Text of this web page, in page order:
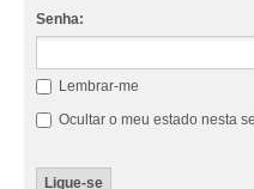
Senha:
Lembrar-me
Ocultar o meu estado nesta